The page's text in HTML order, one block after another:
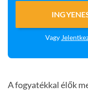
Vagy
A fogyatékkal élők